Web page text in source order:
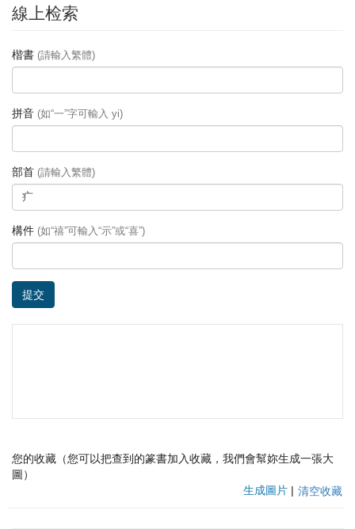
線上检索
楷書 (請輸入繁體)
拼音 (如“一”字可輸入 yi)
部首 (請輸入繁體)
構件 (如“禧”可輸入“示”或“喜”)
提交
您的收藏（您可以把查到的篆書加入收藏，我們會幫妳生成一張大
圖）
生成圖片 | 清空收藏